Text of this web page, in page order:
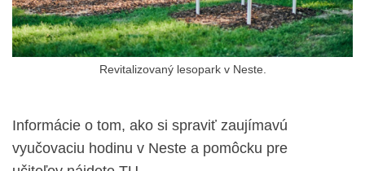
Revitalizovaný lesopark v Neste.
Informácie o tom, ako si spraviť zaujímavú
vyučovaciu hodinu v Neste a pomôcku pre